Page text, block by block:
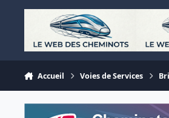
Aller au contenu
Accueil Voies de Services